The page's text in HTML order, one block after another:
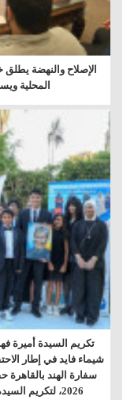
الإصلاح والنهضة
المحلية
تكريم السيدة أميرة
2026، لتكريم السيدة/ أميرة أحمد فهمي، الحاصلة على "جائز